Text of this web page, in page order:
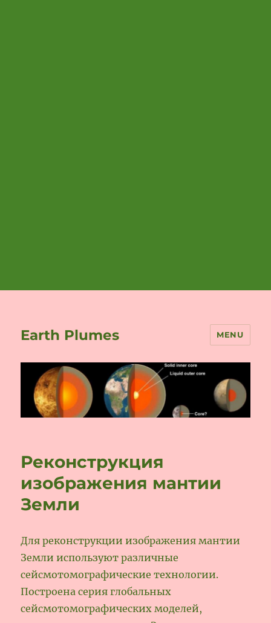
Earth Plumes MENU
Реконструкция
изображения мантии
Земли
Для реконструкции изображения мантии
Земли используют различные
сейсмотомографические технологии.
Построена серия глобальных
сейсмотомографических моделей,